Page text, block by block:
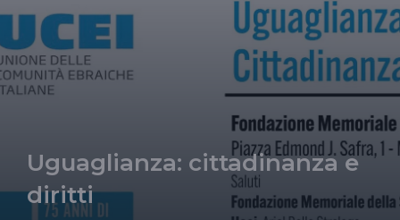
Uguaglianza: cittadinanza e
diritti